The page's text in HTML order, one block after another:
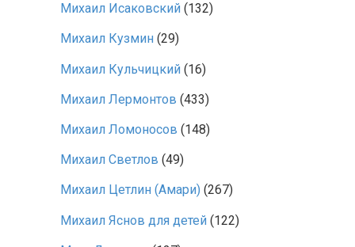
Михаил Исаковский (132)
Михаил Кузмин (29)
Михаил Кульчицкий (16)
Михаил Лермонтов (433)
Михаил Ломоносов (148)
Михаил Светлов (49)
Михаил Цетлин (Амари) (267)
Михаил Яснов для детей (122)